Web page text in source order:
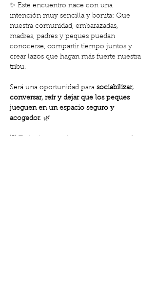
✨ Este encuentro nace con una
intención muy sencilla y bonita: Que
nuestra comunidad, embarazadas,
madres, padres y peques puedan
conocerse, compartir tiempo juntos y
crear lazos que hagan más fuerte nuestra
tribu.
Será una oportunidad para sociabilizar,
conversar, reír y dejar que los peques
jueguen en un espacio seguro y
acogedor. 🌿